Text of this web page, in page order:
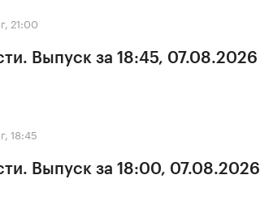
21:00
Выпуск за 18:45, 07.08.2026
18:45
Выпуск за 18:00, 07.08.2026